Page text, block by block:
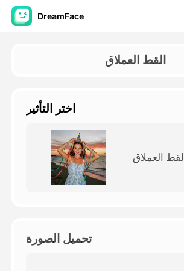
DreamFace
أدوات الذكاء الاصطناعي
فيديو AI
صور منظمة العفو الدولية
أدوات أخرى
القط العملاق
اختر التأثير
القط العملاق
تحميل الصورة